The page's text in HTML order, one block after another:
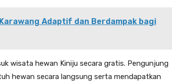
Adaptif dan Berdampak bagi
wisata hewan Kiniju secara gratis. Pengunjung
hewan secara langsung serta mendapatkan